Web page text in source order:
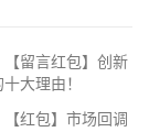
【留言红包】创新
大理由！
【红包】市场回调